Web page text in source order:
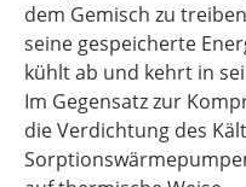
dem Gemisch zu
seine gespeicherte
kühlt ab und kehrt in
Im Gegensatz zur
die Verdichtung des